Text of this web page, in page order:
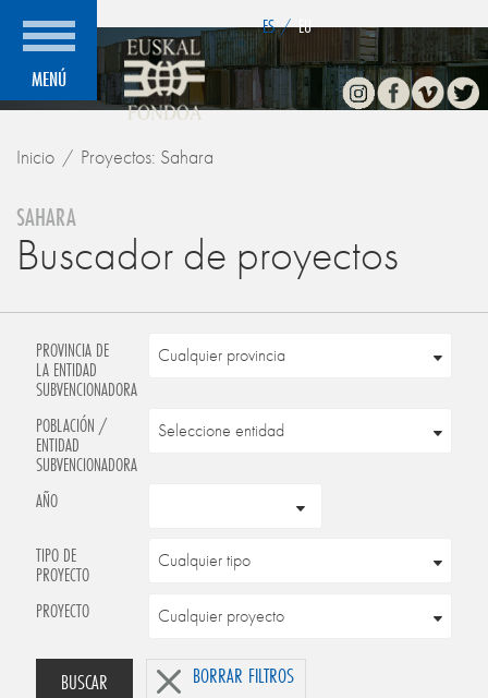
MENÚ
ES / EU
InstagramFacebook
Vimeo
Inicio Proyectos: Sahara
SAHARA
Buscador de proyectos
PROVINCIA DE
LA ENTIDAD
SUBVENCIONADORA
POBLACIÓN /
ENTIDAD
SUBVENCIONADORA
AÑO
TIPO DE
PROYECTO
PROYECTO
BUSCAR BORRAR FILTROS